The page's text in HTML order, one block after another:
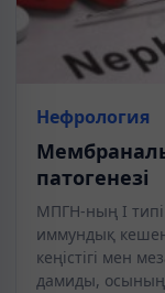
Нефрология
патогенезі
МПГН-ның I
иммундық
кеңістігі мен
дамиды, осының